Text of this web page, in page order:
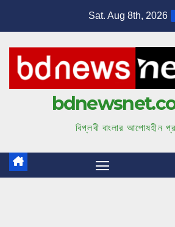
n
Sat. Aug 8th, 2026
বিপ্লবী বাংলার আপোষহীন